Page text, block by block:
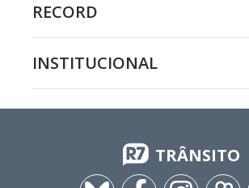
RECORD
INSTITUCIONAL
TRÂNSITO